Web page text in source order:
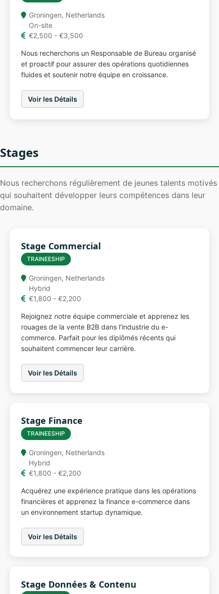
Groningen, Netherlands
On-site
€2,500 - €3,500
Nous recherchons un Responsable de Bureau organisé
et proactif pour assurer des opérations quotidiennes
fluides et soutenir notre équipe en croissance.
Voir les Détails
Stages
Nous recherchons régulièrement de jeunes talents motivés
qui souhaitent développer leurs compétences dans leur
domaine.
Stage Commercial
TRAINEESHIP
Groningen, Netherlands
Hybrid
€1,800 - €2,200
Rejoignez notre équipe commerciale et apprenez les
rouages de la vente B2B dans l'industrie du e-
commerce. Parfait pour les diplômés récents qui
souhaitent commencer leur carrière.
Voir les Détails
Stage Finance
TRAINEESHIP
Groningen, Netherlands
Hybrid
€1,800 - €2,200
Acquérez une expérience pratique dans les opérations
financières et apprenez la finance e-commerce dans
un environnement startup dynamique.
Voir les Détails
Stage Données & Contenu